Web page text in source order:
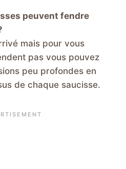
peuvent fendre
mais pour vous
pas vous pouvez
peu profondes en
de chaque saucisse.